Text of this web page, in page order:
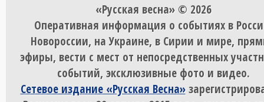
«Русская весна» © 2026
Оперативная информация о событиях в
Новороссии, на Украине, в Сирии и мире,
эфиры, вести с мест от непосредственных
событий, эксклюзивные фото и видео.
Сетевое издание «Русская Весна»